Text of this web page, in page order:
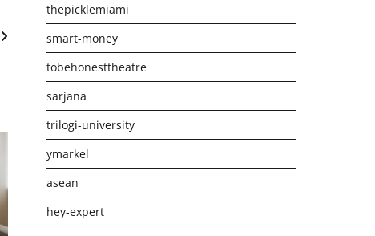
thepicklemiami
smart-money
tobehonesttheatre
sarjana
trilogi-university
ymarkel
asean
hey-expert